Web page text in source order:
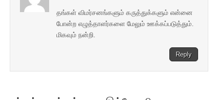
தங்கள் விமர்சனங்களும் கருத்துக்களும் என்னை
போன்ற எழுத்தாளர்களை மேலும் ஊக்கப்படுத்தும்.
மிகவும் நன்றி.
Reply